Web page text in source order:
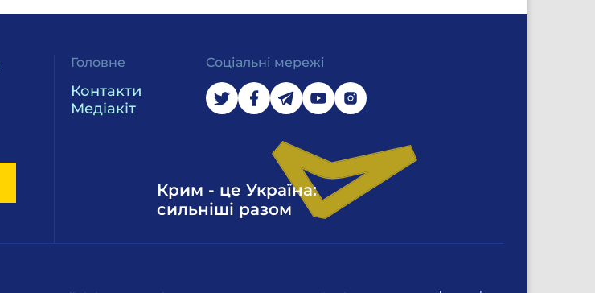
Головне
Контакти
Медіакіт
Соціальні мережі
Крим - це Україна:
сильніші разом